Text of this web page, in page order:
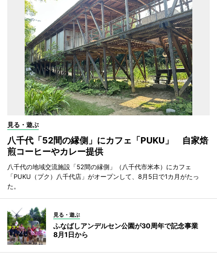
見る・遊ぶ
八千代「52間の縁側」にカフェ「PUKU」 自家焙
煎コーヒーやカレー提供
八千代の地域交流施設「52間の縁側」（八千代市米本）にカフェ
「PUKU（プク）八千代店」がオープンして、8月5日で1カ月がたっ
た。
見る・遊ぶ
ふなばしアンデルセン公園が30周年で記念事業
8月1日から